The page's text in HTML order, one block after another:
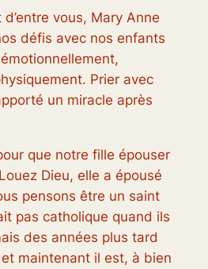
vous, Mary Anne
défis avec nos enfants
Prier avec
un miracle après
que notre fille épouser
Dieu, elle a épousé
pensons être un saint
pas catholique quand ils
des années plus tard
maintenant il est, à bien